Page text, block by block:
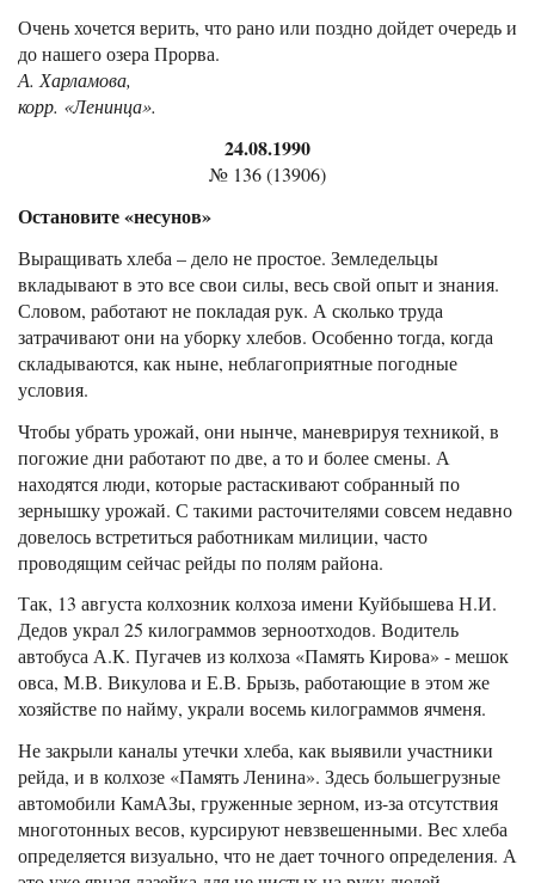
Очень хочется верить, что рано или поздно дойдет очередь и
до нашего озера Прорва.
А. Харламова,
корр. «Ленинца».
24.08.1990
№ 136 (13906)
Остановите «несунов»
Выращивать хлеба – дело не простое. Земледельцы
вкладывают в это все свои силы, весь свой опыт и знания.
Словом, работают не покладая рук. А сколько труда
затрачивают они на уборку хлебов. Особенно тогда, когда
складываются, как ныне, неблагоприятные погодные
условия.
Чтобы убрать урожай, они нынче, маневрируя техникой, в
погожие дни работают по две, а то и более смены. А
находятся люди, которые растаскивают собранный по
зернышку урожай. С такими расточителями совсем недавно
довелось встретиться работникам милиции, часто
проводящим сейчас рейды по полям района.
Так, 13 августа колхозник колхоза имени Куйбышева Н.И.
Дедов украл 25 килограммов зерноотходов. Водитель
автобуса А.К. Пугачев из колхоза «Память Кирова» - мешок
овса, М.В. Викулова и Е.В. Брызь, работающие в этом же
хозяйстве по найму, украли восемь килограммов ячменя.
Не закрыли каналы утечки хлеба, как выявили участники
рейда, и в колхозе «Память Ленина». Здесь большегрузные
автомобили КамАЗы, груженные зерном, из-за отсутствия
многотонных весов, курсируют невзвешенными. Вес хлеба
определяется визуально, что не дает точного определения. А